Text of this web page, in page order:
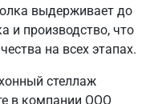
выдерживает до
и производство, что
на всех этапах.
стеллаж
в компании ООО